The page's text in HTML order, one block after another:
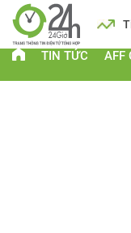
Lịch
TIN TỨC AFF